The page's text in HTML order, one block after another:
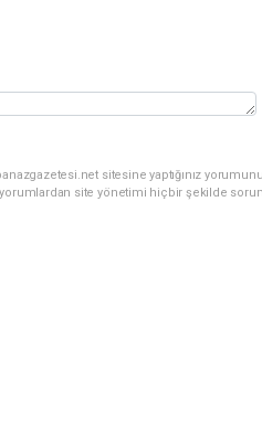
sitesine yaptığınız
site yönetimi hiçbir şekilde